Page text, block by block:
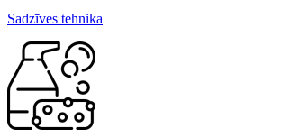
Sadzīves tehnika